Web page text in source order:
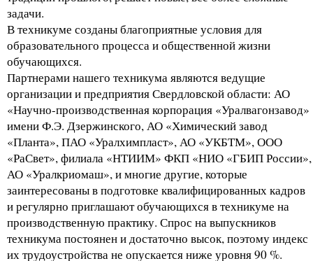
задачи.
В техникуме созданы благоприятные условия для
образовательного процесса и общественной жизни
обучающихся.
Партнерами нашего техникума являются ведущие
организации и предприятия Свердловской области: АО
«Научно-производственная корпорация «Уралвагонзавод»
имени Ф.Э. Дзержинского, АО «Химический завод
«Планта», ПАО «Уралхимпласт», АО «УКБТМ», ООО
«РаСвет», филиала «НТИИМ» ФКП «НИО «ГБИП России»,
АО «Уралкриомаш», и многие другие, которые
заинтересованы в подготовке квалифицированных кадров
и регулярно приглашают обучающихся в техникуме на
производственную практику. Спрос на выпускников
техникума постоянен и достаточно высок, поэтому индекс
их трудоустройства не опускается ниже уровня 90 %.